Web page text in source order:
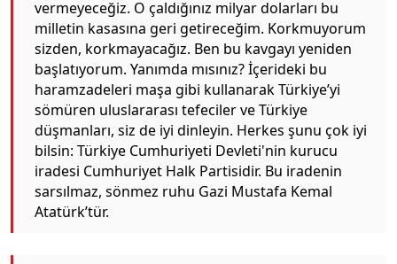
vermeyeceğiz. O çaldığınız milyar dolarları bu
milletin kasasına geri getireceğim. Korkmuyorum
sizden, korkmayacağız. Ben bu kavgayı yeniden
başlatıyorum. Yanımda mısınız? İçerideki bu
haramzadeleri maşa gibi kullanarak Türkiye’yi
sömüren uluslararası tefeciler ve Türkiye
düşmanları, siz de iyi dinleyin. Herkes şunu çok iyi
bilsin: Türkiye Cumhuriyeti Devleti'nin kurucu
iradesi Cumhuriyet Halk Partisidir. Bu iradenin
sarsılmaz, sönmez ruhu Gazi Mustafa Kemal
Atatürk’tür.